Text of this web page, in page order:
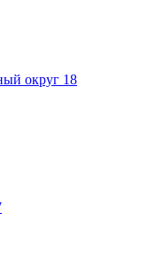
округ 18